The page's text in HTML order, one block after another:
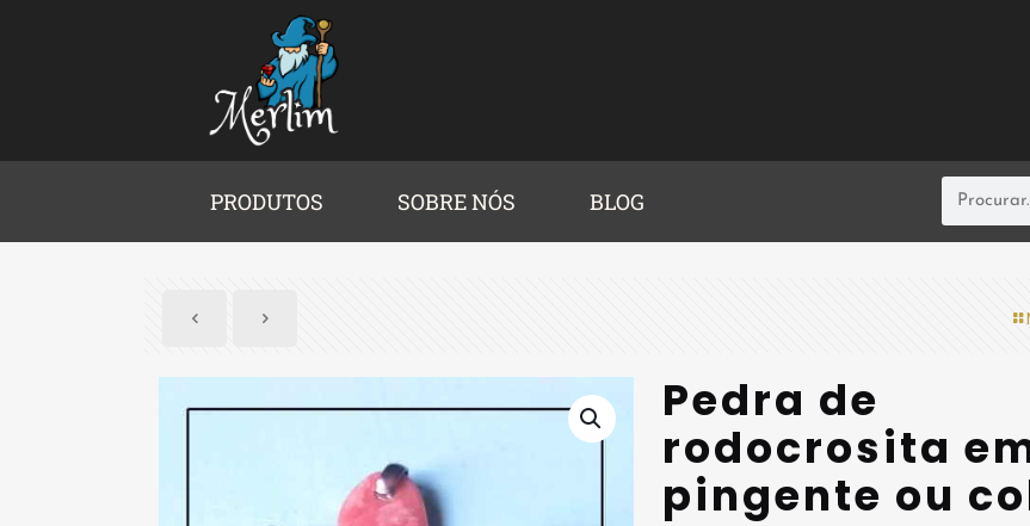
PRODUTOS SOBRE NÓS BLOG
Pedra de
rodocrosita
pingente ou